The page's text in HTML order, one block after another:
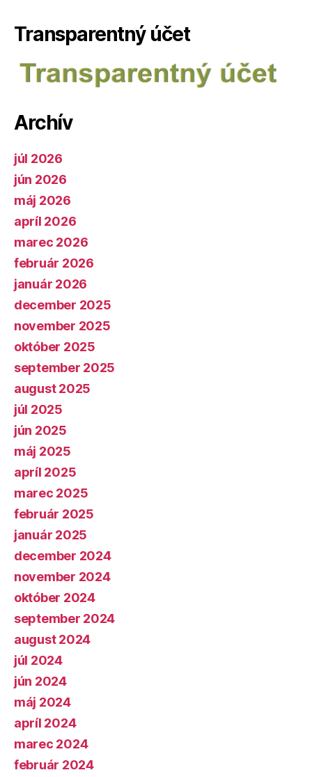
Transparentný účet
Archív
júl 2026
jún 2026
máj 2026
apríl 2026
marec 2026
február 2026
január 2026
december 2025
november 2025
október 2025
september 2025
august 2025
júl 2025
jún 2025
máj 2025
apríl 2025
marec 2025
február 2025
január 2025
december 2024
november 2024
október 2024
september 2024
august 2024
júl 2024
jún 2024
máj 2024
apríl 2024
marec 2024
február 2024